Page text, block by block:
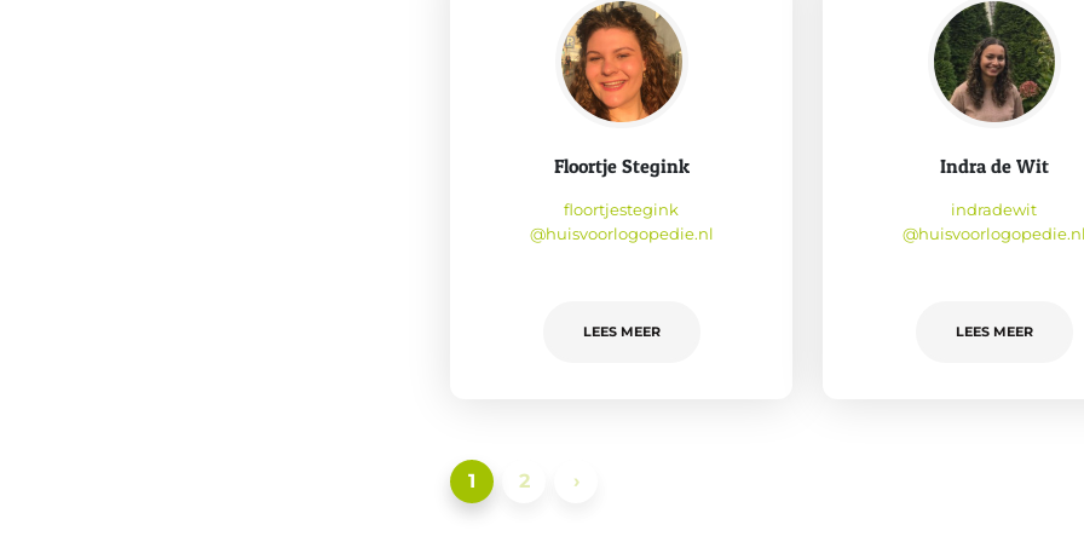
Floortje Stegink
floortjestegink
@huisvoorlogopedie.nl
LEES MEER
Indra de Wit
indradewit
LEES MEER
1 2 ›